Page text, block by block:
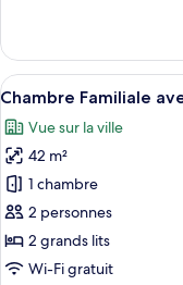
lits
jumeaux
le
type
de
Chambre
Deluxe
avec
lits
jumeaux
Afficher
toutes
les
photos
pour
ce
type
de
5
Chambre Familiale
Vue sur la ville
42 m²
1 chambre
2 personnes
2 grands lits
Wi-Fi gratuit